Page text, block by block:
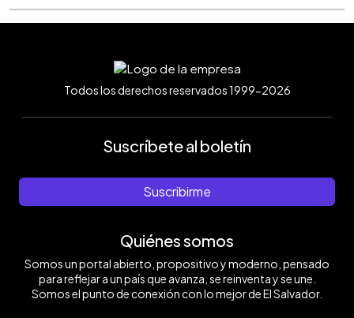
Todos los derechos reservados 1999-2026
Suscríbete al boletín
Suscribirme
Quiénes somos
Somos un portal abierto, propositivo y moderno, pensado
para reflejar a un país que avanza, se reinventa y se une.
Somos el punto de conexión con lo mejor de El Salvador.